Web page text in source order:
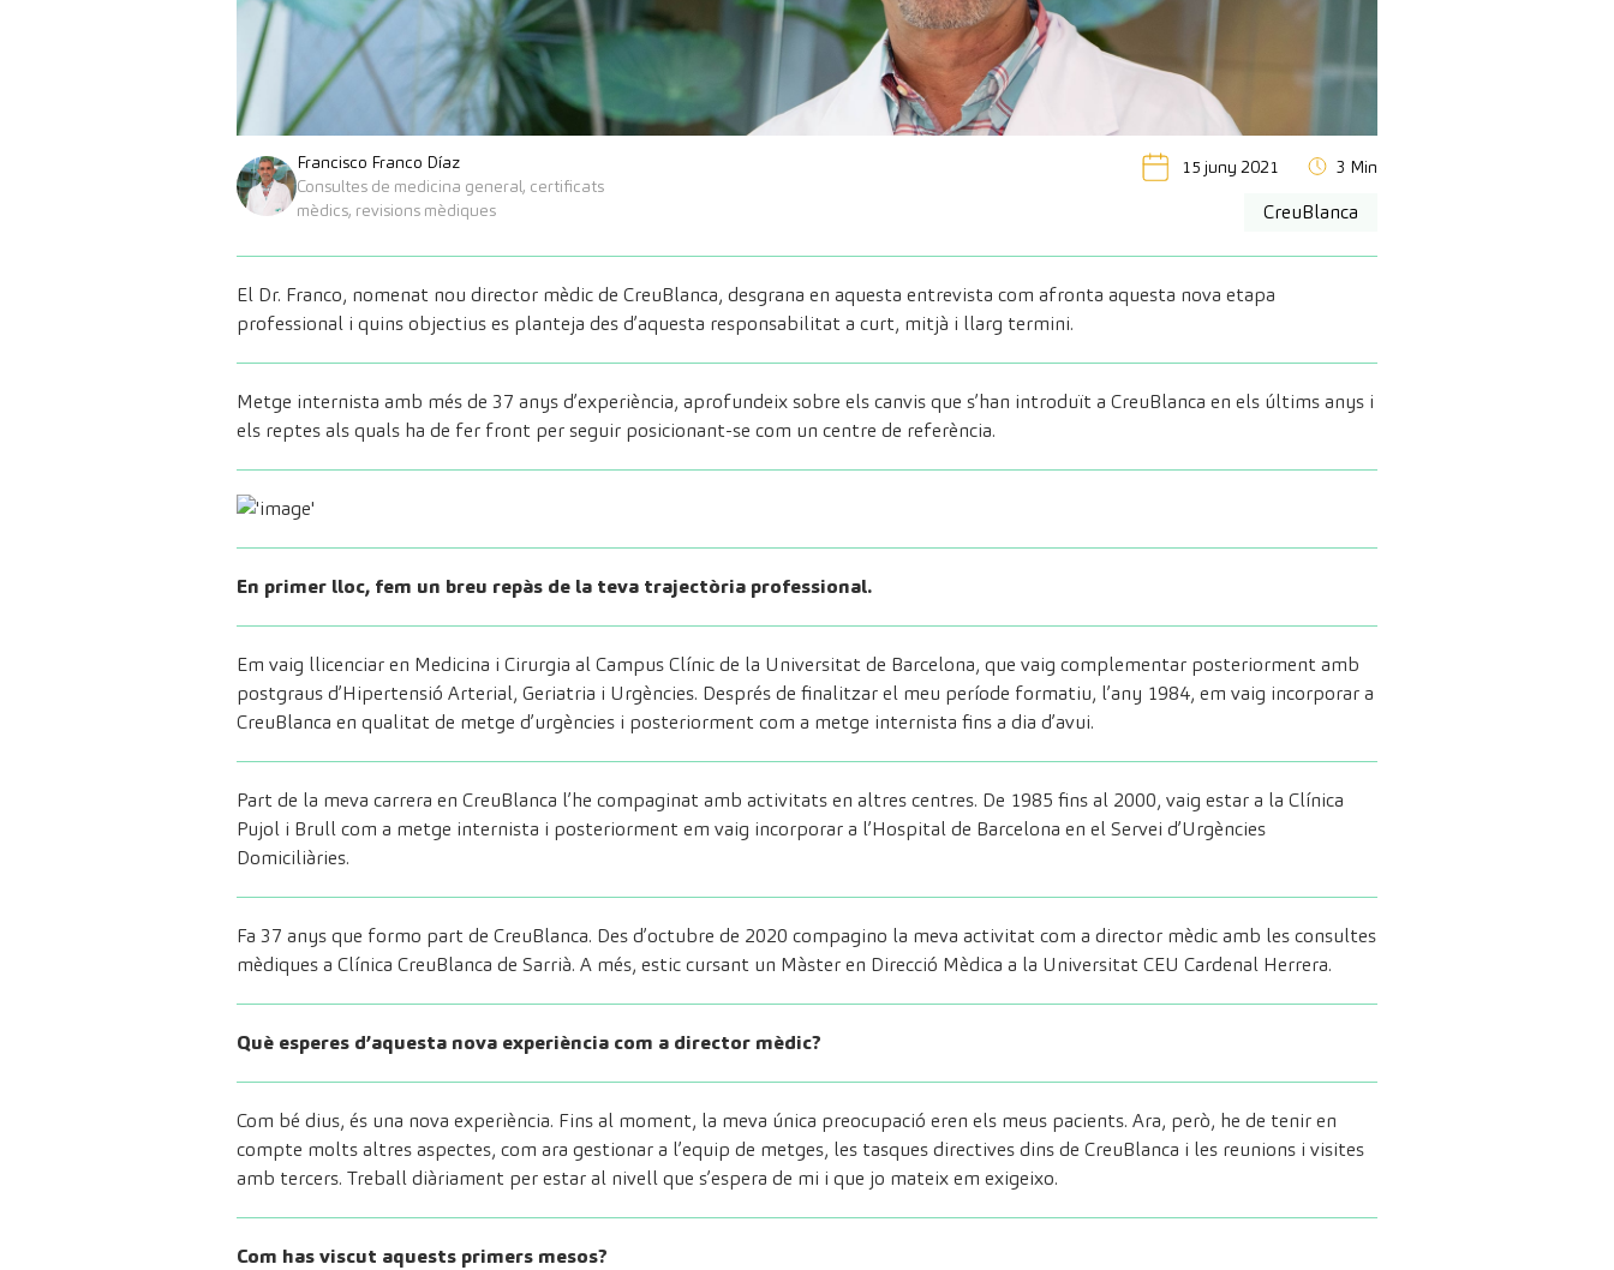
Francisco Franco Díaz
Consultes de medicina general, certificats
mèdics, revisions mèdiques
15 juny 2021 3 Min
CreuBlanca
El Dr. Franco, nomenat nou director mèdic de CreuBlanca, desgrana en aquesta entrevista com afronta aquesta nova etapa
professional i quins objectius es planteja des d’aquesta responsabilitat a curt, mitjà i llarg termini.
Metge internista amb més de 37 anys d’experiència, aprofundeix sobre els canvis que s’han introduït a CreuBlanca en els últims anys i
els reptes als quals ha de fer front per seguir posicionant-se com un centre de referència.
En primer lloc, fem un breu repàs de la teva trajectòria professional.
Em vaig llicenciar en Medicina i Cirurgia al Campus Clínic de la Universitat de Barcelona, que vaig complementar posteriorment amb
postgraus d’Hipertensió Arterial, Geriatria i Urgències. Després de finalitzar el meu període formatiu, l’any 1984, em vaig incorporar a
CreuBlanca en qualitat de metge d’urgències i posteriorment com a metge internista fins a dia d’avui.
Part de la meva carrera en CreuBlanca l’he compaginat amb activitats en altres centres. De 1985 fins al 2000, vaig estar a la Clínica
Pujol i Brull com a metge internista i posteriorment em vaig incorporar a l’Hospital de Barcelona en el Servei d’Urgències
Domiciliàries.
Fa 37 anys que formo part de CreuBlanca. Des d’octubre de 2020 compagino la meva activitat com a director mèdic amb les consultes
mèdiques a Clínica CreuBlanca de Sarrià. A més, estic cursant un Màster en Direcció Mèdica a la Universitat CEU Cardenal Herrera.
Què esperes d’aquesta nova experiència com a director mèdic?
Com bé dius, és una nova experiència. Fins al moment, la meva única preocupació eren els meus pacients. Ara, però, he de tenir en
compte molts altres aspectes, com ara gestionar a l’equip de metges, les tasques directives dins de CreuBlanca i les reunions i visites
amb tercers. Treball diàriament per estar al nivell que s’espera de mi i que jo mateix em exigeixo.
Com has viscut aquests primers mesos?